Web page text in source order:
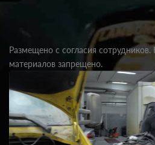
Размещено с согласия сотрудников.
материалов запрещено.